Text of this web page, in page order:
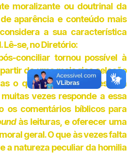
moralizante ou doutrinal da
aparência e conteúdo mais
a sua característica
se, no Diretório:
conciliar tornou possível à
de uma mais rica seleção
o que dizer sobre eles? Na
vezes responde a essa
os comentários bíblicos para
às leituras, e oferecer uma
geral. O que às vezes falta
a natureza peculiar da homilia